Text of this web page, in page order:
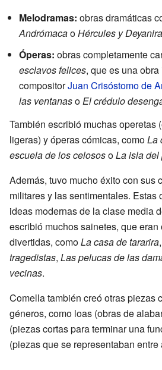
Melodramas: obras dramáticas
AndrómacaoHércules y Deyanira
Óperas: obras completamente
esclavos felices, que es una
compositorJuan Crisóstomo de
las ventanasoEl crédulo
También escribió muchas operetas
ligeras) y óperas cómicas, comoLa
escuela de los celososoLa isla del
Además, tuvo mucho éxito con sus
militares y las sentimentales. Estas
ideas modernas de la clase media
escribió muchos sainetes, que eran
divertidas, comoLa casa de tararira,
tragedistas, Las pelucas de las
vecinas.
Comella también creó otras piezas
géneros, como loas (obras de
(piezas cortas para terminar una
(piezas que se representaban entre